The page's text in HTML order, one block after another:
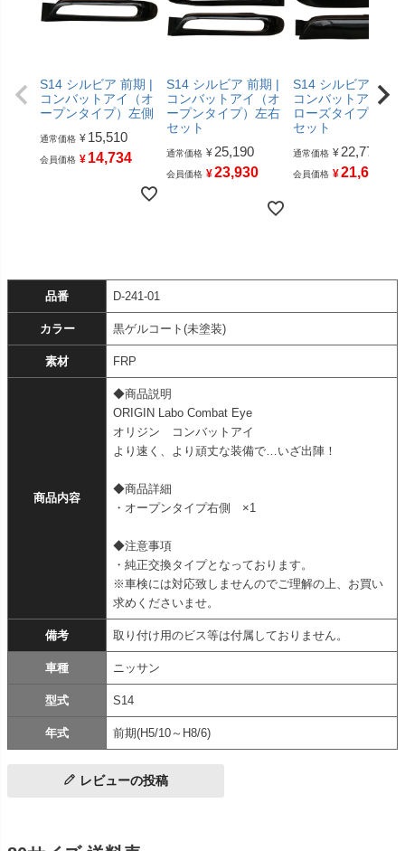
S14 シルビア 前期 |
コンバットアイ（オ
ープンタイプ）左側
通常価格 ¥ 15,510
会員価格 ¥ 14,734
S14 シルビア 前期 |
コンバットアイ（オ
ープンタイプ）左右
セット
通常価格 ¥ 25,190
会員価格 ¥23,930
S14 シルビア 前期 |
コンバットアイ（
ローズタイプ）左
セット
通常価格 ¥ 22,770
会員価格 ¥21,631
品番 D-241-01
カラー 黒ゲルコート(未塗装)
素材 FRP
商品内容
◆商品説明
ORIGIN Labo Combat Eye
オリジン コンバットアイ
より速く、より頑丈な装備で…いざ出陣！
◆商品詳細
・オープンタイプ右側 ×1
◆注意事項
・純正交換タイプとなっております。
※車検には対応致しませんのでご理解の上、お買い
求めくださいませ。
備考 取り付け用のビス等は付属しておりません。
車種 ニッサン
型式 S14
年式 前期(H5/10～H8/6)
レビューの投稿